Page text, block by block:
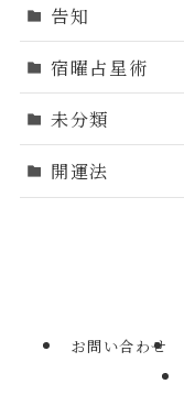
告知
宿曜占星術
未分類
開運法
お問い合わせ